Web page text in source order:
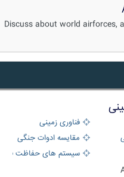
Discuss about world airforces,
فناوری زمینی
مقایسه ادوات جنگی
سیستم های حفاظت فعال